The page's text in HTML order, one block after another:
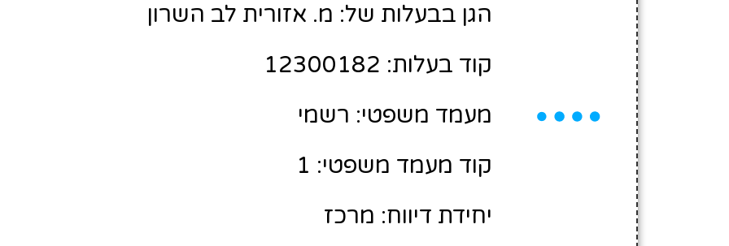
הגן בבעלות של: מ. אזורית לב השרון
קוד בעלות: 12300182
מעמד משפטי: רשמי
קוד מעמד משפטי: 1
יחידת דיווח: מרכז